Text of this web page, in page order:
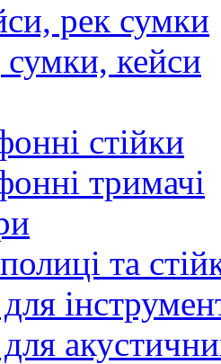
рек сумки
кейси
стійки
тримачі
та